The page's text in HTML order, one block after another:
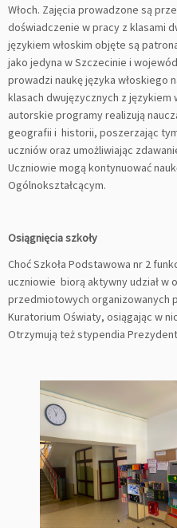
Włoch. Zajęcia prowadzone są
doświadczenie w pracy z klasami
językiem włoskim objęte są
jako jedyna w Szczecinie i
prowadzi naukę języka włoskiego
klasach dwujęzycznych z
autorskie programy realizują
geografii i historii, poszerzając
uczniów oraz umożliwiając
Uczniowie mogą kontynuować
Ogólnokształcącym.
Osiągnięcia szkoły
Choć Szkoła Podstawowa nr 2
uczniowie biorą aktywny udział w
przedmiotowych organizowanych
Kuratorium Oświaty, osiągając w
Otrzymują też stypendia